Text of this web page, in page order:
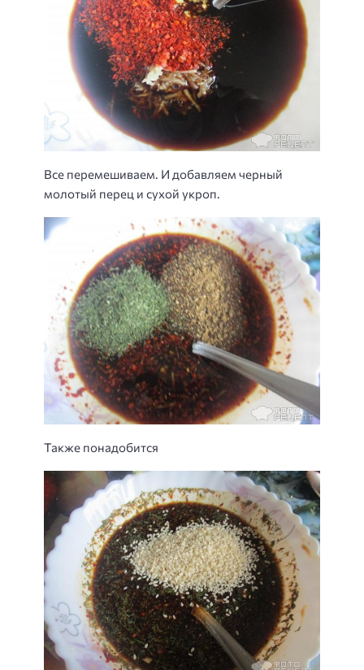
Все перемешиваем. И добавляем черный
молотый перец и сухой укроп.
Также понадобится